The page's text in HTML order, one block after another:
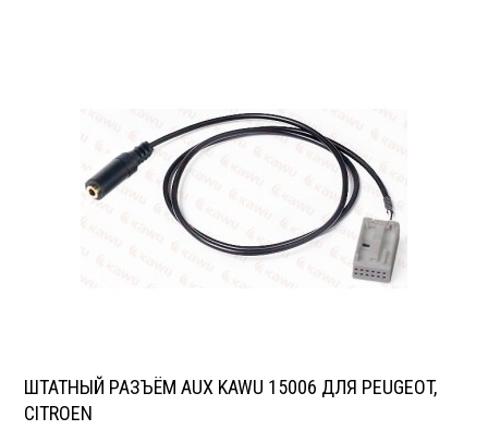
ШТАТНЫЙ РАЗЪЁМ AUX KAWU 15006 ДЛЯ PEUGEOT,
CITROEN